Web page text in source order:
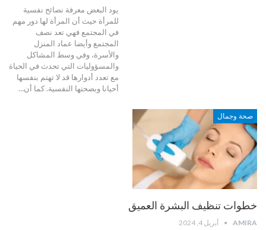
يود البعض معرفة نصائح نفسية
للمرأة حيث أن المرأة لها دور مهم
في المجتمع فهي تعد نصف
المجتمع وأيضا عماد المنزل
والأسرة، وفي وسط المشاكل
والمسؤوليات التي تحدث في الحياة
مع تعدد أدوارها قد لا تهتم بنفسها
أحيانا وبصحتها النفسية.كما أن…
صحة وجمال
خطوات تنظيف البشرة العميق
AMIRA أبريل 4, 2024